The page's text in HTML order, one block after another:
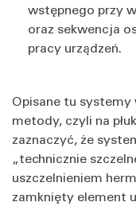
wstępnego przy
oraz sekwencja
pracy urządzeń.
Opisane tu
metody, czyli na
zaznaczyć, że
„technicznie
uszczelnieniem
zamknięty element